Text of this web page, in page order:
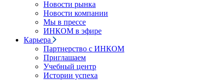
Новости рынка
Новости компании
Мы в прессе
ИНКОМ в эфире
Карьера
Партнерство с ИНКОМ
Приглашаем
Учебный центр
Истории успеха